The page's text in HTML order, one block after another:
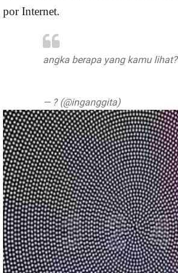
por Internet.
angka berapa yang kamu lihat?
— ? (@inganggita)